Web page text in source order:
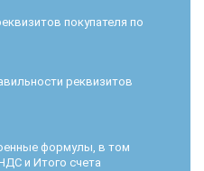
покупателя по
реквизитов
формулы, в том
и Итого счета